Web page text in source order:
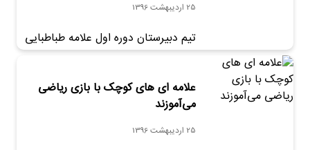
25 اردیبهشت 1396
تیم دبیرستان دوره اول علامه طباطبایی
در مسابقات انیمیشن سازی و ساخت
پرورش تهران به مقام دوم رسید.
علامه ای های کوچک با بازی ریاضی
می‌آموزند
25 اردیبهشت 1396